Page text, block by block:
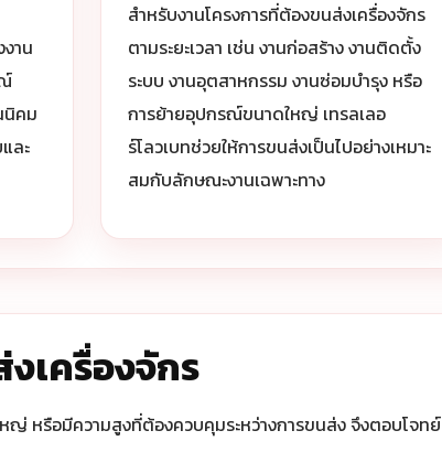
าน
นิคม
ละ
สำหรับงานโครงการที่ต้องขนส่งเครื่องจักร
ตามระยะเวลา เช่น งานก่อสร้าง งานติดตั้ง
ระบบ งานอุตสาหกรรม งานซ่อมบำรุง หรือ
การย้ายอุปกรณ์ขนาดใหญ่ เทรลเลอ
ร์โลวเบทช่วยให้การขนส่งเป็นไปอย่างเหมาะ
สมกับลักษณะงานเฉพาะทาง
เครื่องจักร
ญ่ หรือมีความสูงที่ต้องควบคุมระหว่างการขนส่ง จึงตอบโจทย์